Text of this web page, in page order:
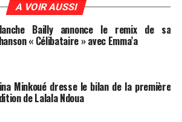
A VOIR AUSSI
Bailly annonce le remix de sa
« Célibataire » avec Emma’a
Minkoué dresse le bilan de la première
de Lalala Ndoua